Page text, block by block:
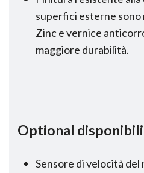
superfici esterne
Zinc e vernice
maggiore durabilità.
Optional disponibili
Sensore di velocità